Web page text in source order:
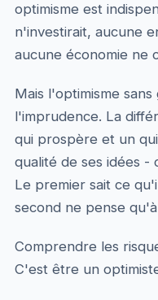
optimisme est
n'investirait, aucune
aucune économie ne
Mais l'optimisme
l'imprudence. La
qui prospère et un
qualité de ses idées -
Le premier sait ce
second ne pense
Comprendre les
C'est être un